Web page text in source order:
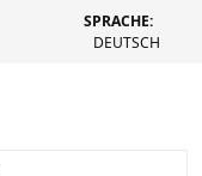
SPRACHE:
DEUTSCH